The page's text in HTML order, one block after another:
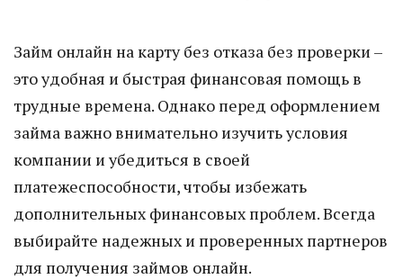
Займ онлайн на карту без отказа без проверки –
это удобная и быстрая финансовая помощь в
трудные времена. Однако перед оформлением
займа важно внимательно изучить условия
компании и убедиться в своей
платежеспособности, чтобы избежать
дополнительных финансовых проблем. Всегда
выбирайте надежных и проверенных партнеров
для получения займов онлайн.